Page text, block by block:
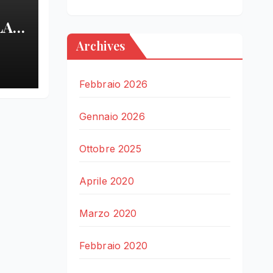
Archives
Febbraio 2026
Gennaio 2026
Ottobre 2025
Aprile 2020
Marzo 2020
Febbraio 2020